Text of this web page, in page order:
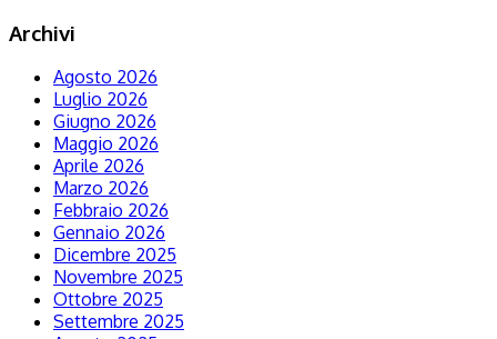
Archivi
Agosto 2026
Luglio 2026
Giugno 2026
Maggio 2026
Aprile 2026
Marzo 2026
Febbraio 2026
Gennaio 2026
Dicembre 2025
Novembre 2025
Ottobre 2025
Settembre 2025